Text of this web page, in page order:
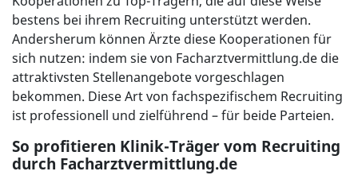
bestens bei ihrem Recruiting unterstützt werden.
Andersherum können Ärzte diese Kooperationen für
sich nutzen: indem sie von Facharztvermittlung.de die
attraktivsten Stellenangebote vorgeschlagen
bekommen. Diese Art von fachspezifischem Recruiting
ist professionell und zielführend – für beide Parteien.
So profitieren Klinik-Träger vom Recruiting
durch Facharztvermittlung.de